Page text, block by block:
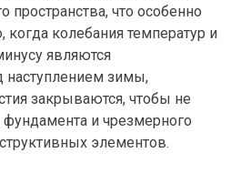
пространства, что особенно
колебания температур и
являются
зимы,
закрываются, чтобы не
и чрезмерного
элементов.